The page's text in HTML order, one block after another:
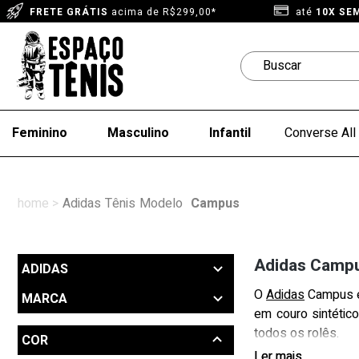
FRETE GRÁTIS acima de R$299,00* até 10X
Feminino Masculino Infantil Converse All
Adidas Tênis Modelo Campus
ADIDAS
MARCA
Adidas (12)
COR
Adidas
OAdidasCampus
em couro
todos os rolês.